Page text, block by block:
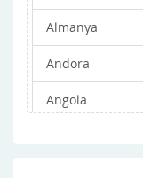
Almanya
Andora
Angola